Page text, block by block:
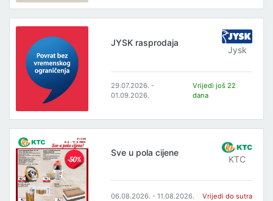
JYSK rasprodaja
Jysk
29.07.2026. -
01.09.2026.
Vrijedi još 22
dana
Sve u pola cijene
KTC
06.08.2026. - 11.08.2026. Vrijedi do sutra